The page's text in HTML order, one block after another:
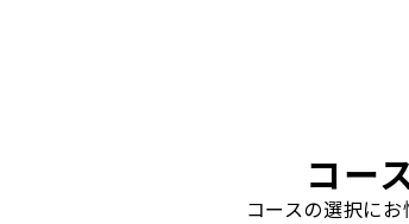
コー
コースの選択に